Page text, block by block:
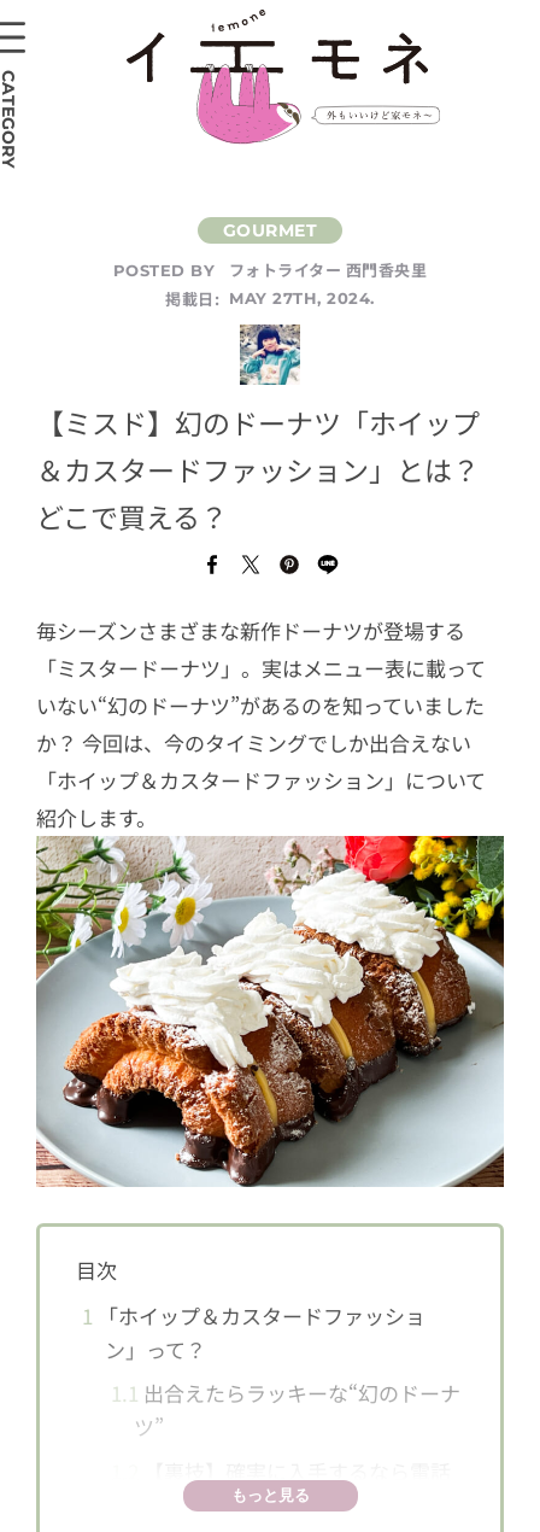
POSTED BY
フォトライター 西門香央里
掲載日:
MAY 27TH, 2024.
【ミスド】幻のドーナツ「ホイップ
＆カスタードファッション」とは？
どこで買える？
毎シーズンさまざまな新作ドーナツが登場する
「ミスタードーナツ」。実はメニュー表に載って
いない“幻のドーナツ”があるのを知っていました
か？ 今回は、今のタイミングでしか出合えない
「ホイップ＆カスタードファッション」について
紹介します。
目次
1
「ホイップ＆カスタードファッショ
ン」って？
1.1 出合えたらラッキーな“幻のドーナ
ツ”
予約が確実！もっと見る